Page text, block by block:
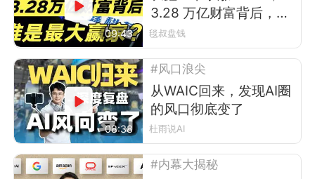
09:43
3.28 万亿财富背后，谁
是最大赢家?
毯叔盘钱
08:38
#风口浪尖
从WAIC回来，发现AI圈
的风口彻底变了
杜雨说AI
#内幕大揭秘